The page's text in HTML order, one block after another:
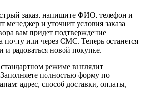
заказ, напишите ФИО, телефон и
менеджер и уточнит условия заказа.
вам придет подтверждение
почту или через СМС. Теперь останется
и радоваться новой покупке.
режиме выглядит
полностью форму по
адрес, способ доставки, оплаты,